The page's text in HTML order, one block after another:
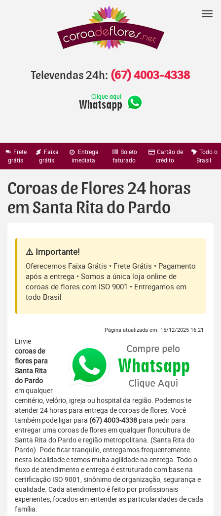
Televendas 24h: (67) 4003-4338
Frete
grátis
Faixa
grátis
Entrega
imediata
Boleto
faturado
Cartão de
crédito
Todo o
Brasil
Coroas de Flores 24 horas
em Santa Rita do Pardo
⚠️ Importante!
Oferecemos Faixa Grátis • Frete Grátis • Pagamento
após a entrega • Somos a única loja online de
coroas de flores com ISO 9001 • Entregamos em
todo Brasil
Página atualizada em: 15/12/2025 16:21
Envie
coroas de
flores para
Santa Rita
do Pardo
em qualquer
cemitério, velório, igreja ou hospital da região. Podemos te
atender 24 horas para entrega de coroas de flores. Você
também pode ligar para (67) 4003-4338 para pedir para
entregar uma coroas de flores em qualquer floricultura de
Santa Rita do Pardo e região metropolitana. (Santa Rita do
Pardo). Pode ficar tranquilo, entregamos frequentemente
nesta localidade e temos muita agilidade na entrega. Todo o
fluxo de atendimento e entrega é estruturado com base na
certificação ISO 9001, sinônimo de organização, segurança e
qualidade. Cada atendimento é feito por profissionais
experientes, focados em entender as particularidades de cada
família.